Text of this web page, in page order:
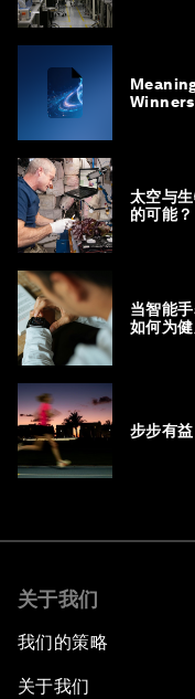
太空与
的可能？
当智能
如何为
步步有
关于我们
我们的策略
关于我们